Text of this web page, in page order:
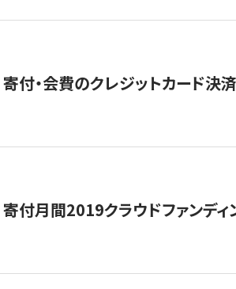
寄付・会費のクレジットカード決
寄付月間2019クラウドファンデ